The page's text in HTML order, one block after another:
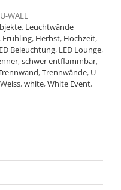
WALL
, Leuchtwände
, Frühling, Herbst, Hochzeit,
Beleuchtung, LED Lounge,
,schwer entflammbar,
,Trennwände, U-
Weiss,white,White Event,